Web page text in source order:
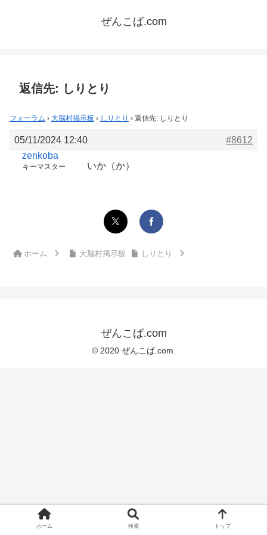
ぜんこば.com
返信先: しりとり
フォーラム › 大脳村掲示板 › しりとり › 返信先: しりとり
05/11/2024 12:40
#8612
zenkoba
キーマスター いか（か）
ホーム 大脳村掲示板 しりとり
ぜんこば.com
© 2020 ぜんこば.com.
ホーム 検索 トップ